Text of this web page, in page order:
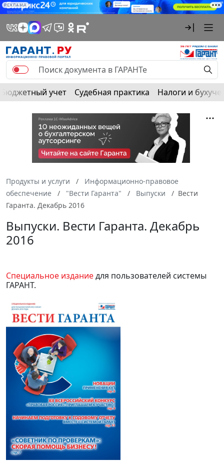
РЕКЛАМА
Бюджетный учет Судебная практика Налоги и
Продукты и услуги
Информационно-правовое
обеспечение
"Вести Гаранта" Выпуски
Вести
Гаранта. Декабрь 2016
Выпуски. Вести Гаранта. Декабрь
2016
Специальное изданиедля пользователей системы
ГАРАНТ.